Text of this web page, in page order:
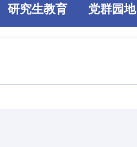
研究生教育 党群园地